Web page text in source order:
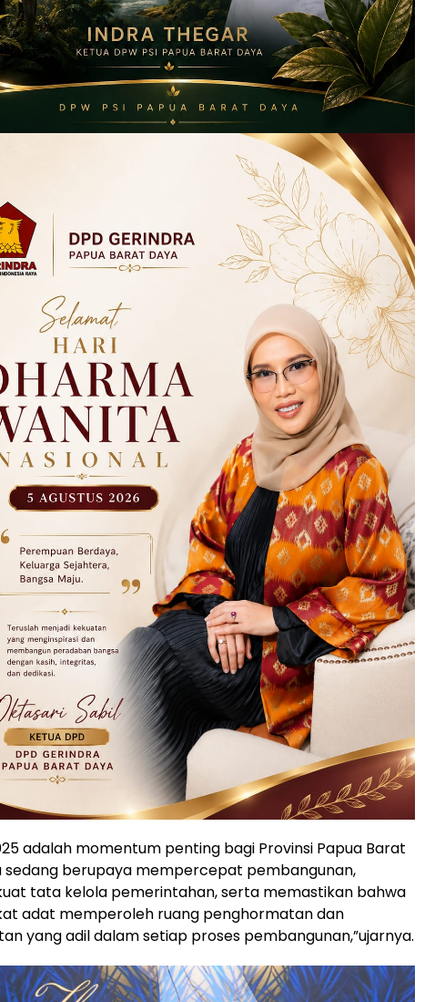
adalah momentum penting bagi Provinsi Papua Barat
sedang berupaya mempercepat pembangunan,
tata kelola pemerintahan, serta memastikan bahwa
adat memperoleh ruang penghormatan dan
yang adil dalam setiap proses pembangunan,”ujarnya.